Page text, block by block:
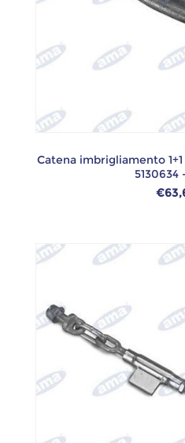
Catena imbrigliamento
5130634